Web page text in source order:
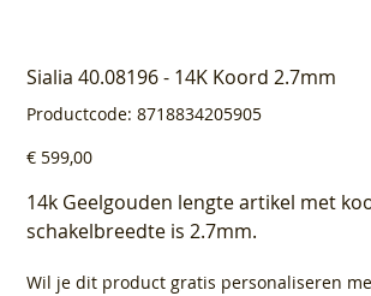
Sialia 40.08196 - 14K Koord 2.7mm
Productcode: Productcode
8718834205905
8718834205905
Prijs
€ 599,00
14k Geelgouden lengte artikel met
schakelbreedte is 2.7mm.
Wil je dit product gratis personaliseren